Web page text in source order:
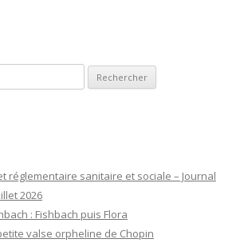
réglementaire sanitaire et sociale – Journal
2026
: Fishbach puis Flora
valse orpheline de Chopin